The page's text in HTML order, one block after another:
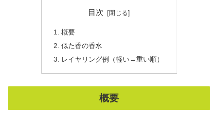
目次
概要
似た香の香水
レイヤリング例（軽い→重い順）
概要